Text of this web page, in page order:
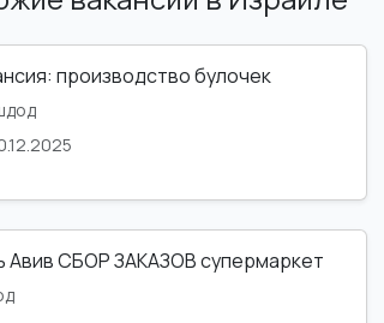
производство булочек
Авив СБОР ЗАКАЗОВ супермаркет